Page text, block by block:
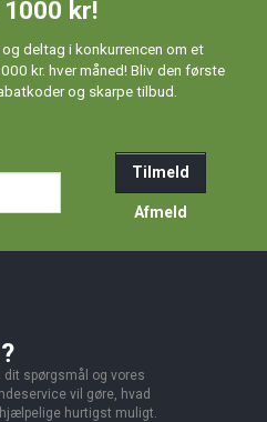
1000 kr!
deltag i konkurrencen om et
kr. hver måned! Bliv den første
og skarpe tilbud.
Tilmeld
Afmeld
spørgsmål og vores
vil gøre, hvad
hurtigst muligt.